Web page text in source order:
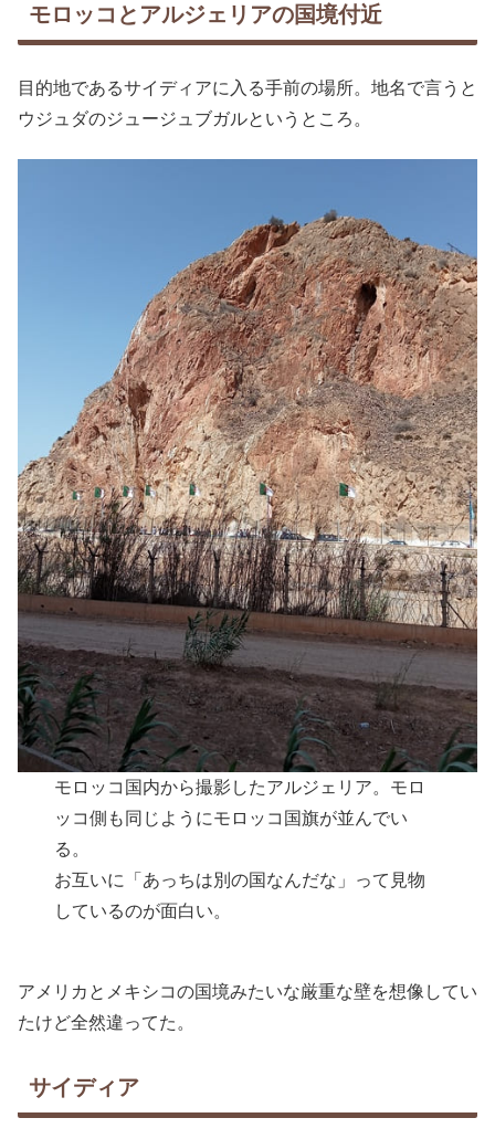
モロッコとアルジェリアの国境付近
目的地であるサイディアに入る手前の場所。地名で言うと
ウジュダのジュージュブガルというところ。
モロッコ国内から撮影したアルジェリア。モロ
ッコ側も同じようにモロッコ国旗が並んでい
る。
お互いに「あっちは別の国なんだな」って見物
しているのが面白い。
アメリカとメキシコの国境みたいな厳重な壁を想像してい
たけど全然違ってた。
サイディア